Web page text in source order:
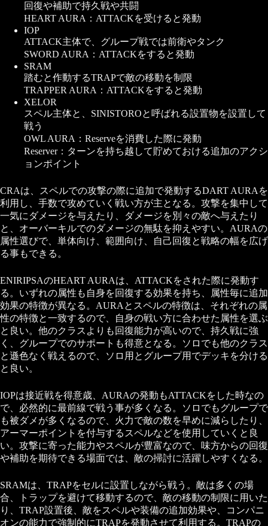
回復や補助で持久戦や共闘
HEART AURA：ATTACKを受けると発動
IOP
ATTACK主体で、グループ戦では前衛やタンク
SWORD AURA：ATTACKをすると発動
SRAM
踏むと作動するTRAPで敵の移動を制限
TRAPPER AURA：ATTACKをすると発動
XELOR
スペル主体と、SINISTOROと呼ばれる設置物を設置して
戦う
OWL AURA：Reserveを消費した際に発動
Reserver：ターンを持ち越して貯めておける追加のアクシ
ョンポイント
CRAは、スペルでの攻撃の際に追加で発動するDART AURAを
利用し、手数で攻めていく戦い方が主となる。攻撃を集中して
一気にダメージを与えたり、ダメージを別々の敵へ与えたり
と、オーバーキルでのダメージの無駄を抑えやすい。AURAの
属性選びで、単体向け、範囲向け、自己回復と戦略の幅を広げ
る事もできる。
ENIRIPSAのHEART AURAは、ATTACKをされた際に発動す
る。いずれの属性も自身を回復する効果を持ち、属性毎に追加
効果の特徴が異なる。AURAとスペルの特徴は、それぞれの属
性の特徴と一致するので、自身の戦い方に合わせた属性を選ぶ
と良い。他のクラスよりも回復能力が高いので、持久戦に強
く、グループでのサポートも得意となる。ソロでも他のクラス
と遜色なく戦えるので、ソロ用とグループ用でデッキを分ける
と良い。
IOPは接近戦を得意歳、AURAの発動もATTACKをした時なの
で、必然的に最前線で戦う事が多くなる。ソロでもグループで
も被ダメが多くなるので、火力で敵の数を早めに減らしたり、
アーマーポイントを付与するスペルなどを使用していくと良
い。攻撃に寄った能力やスペルが豊富なので、味方からの回復
や補助を期待できる場面では、敵の掃討に活躍しやすくなる。
SRAMは、TRAPをセルに設置しながら戦う。敵は多くの場
合、トラップを避けて移動するので、敵の移動の制限に用いた
り、TRAP設置後、敵をスペルや装備の追加効果や、コンパニ
オンの能力で強制的にTRAPを発動させて利用する。TRAPの